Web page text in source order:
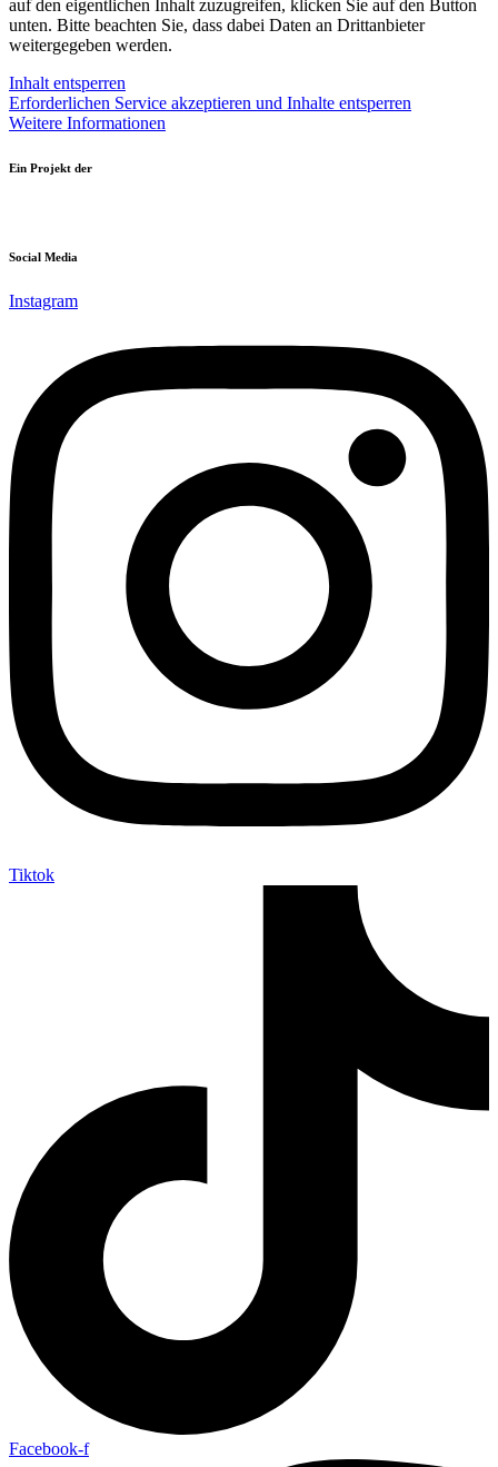
auf den eigentlichen Inhalt zuzugreifen, klicken Sie auf den Button
unten. Bitte beachten Sie, dass dabei Daten an Drittanbieter
weitergegeben werden.
Inhalt entsperren
Erforderlichen Service akzeptieren und Inhalte entsperren
Weitere Informationen
Ein Projekt der
Social Media
Instagram
Tiktok
Facebook-f